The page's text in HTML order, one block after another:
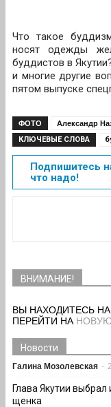
Что такое
носят одежды
буддистов в
и многие другие
пятом выпуске
ФОТО Александр
КЛЮЧЕВЫЕ СЛОВА
Подпишитесь
что надо!
ВНИМАНИЕ!
ВЫ НАХОДИТЕСЬ
ПЕРЕЙТИ НА
Новости
Галина Мозолевская -
Глава Якутии
щенка